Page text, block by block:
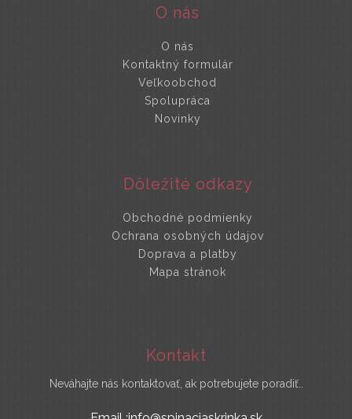
O nás
O nás
Kontaktný formulár
Veľkoobchod
Spolupráca
Novinky
Dôležité odkazy
Obchodné podmienky
Ochrana osobných údajov
Doprava a platby
Mapa stránok
Kontakt
Neváhajte nás kontaktovať, ak potrebujete poradiť..